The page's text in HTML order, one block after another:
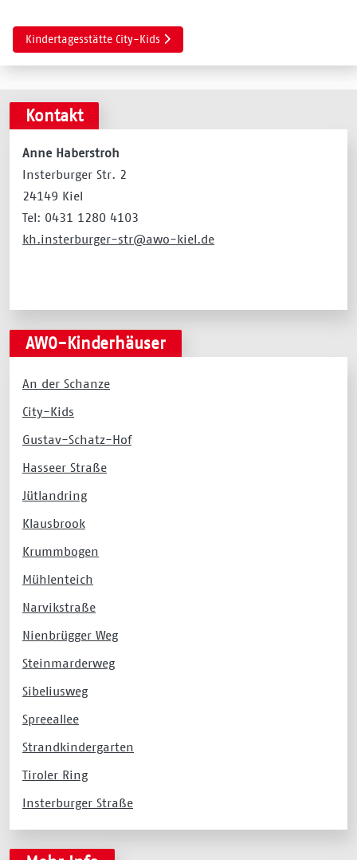
Nächster Beitrag: Kindertagesstätte City-Kids
Kindertagesstätte City-Kids
Kontakt
Anne Haberstroh
Insterburger Str. 2
24149 Kiel
Tel: 0431 1280 4103
kh.insterburger-str@awo-kiel.de
AWO-Kinderhäuser
An der Schanze
City-Kids
Gustav-Schatz-Hof
Hasseer Straße
Jütlandring
Klausbrook
Krummbogen
Mühlenteich
Narvikstraße
Nienbrügger Weg
Steinmarderweg
Sibeliusweg
Spreeallee
Strandkindergarten
Tiroler Ring
Insterburger Straße